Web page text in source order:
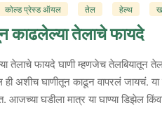
कोल्ड प्रेस्ड ऑयल तेल हेल्थ
काढलेल्या तेलाचे फायदे
तेलाचे फायदे घाणी म्हणजेच तेलबियातून तेल
ही अशीच घाणीतून काढून वापरलं जायचं.
आजच्या घडीला मात्र या घाण्या डिझेल